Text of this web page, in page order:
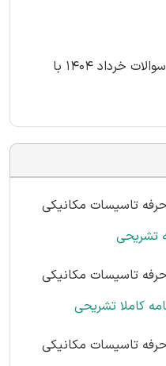
1405/02/28 اضافه شدن اصل سوالات خرداد 1404 با
تاسیسات مکانیکی
تشریحی
تاسیسات مکانیکی
کاملا تشریحی
تاسیسات مکانیکی